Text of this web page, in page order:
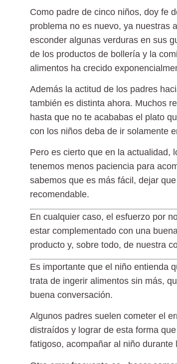
Como padre de cinco niños, doy fe
problema no es nuevo, ya nuestras
esconder algunas verduras en sus
de los productos de bollería y la
alimentos ha crecido
Además la actitud de los padres
también es distinta ahora. Muchos
hasta que no te acababas el plato
con los niños deba de ir solamente
Pero es cierto que en la actualidad,
tenemos menos paciencia para
sabemos que es más fácil, dejar
recomendable.
En cualquier caso, el esfuerzo por
estar complementado con una
producto y, sobre todo, de nuestra
Es importante que el niño entienda
trata de ingerir alimentos sin más,
buena conversación.
Algunos padres suelen cometer el
distraídos y lograr de esta forma
fatigoso, acompañar al niño